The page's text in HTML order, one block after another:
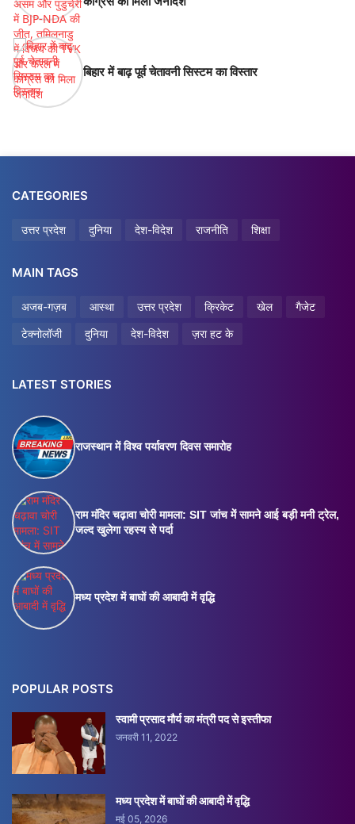
बिहार में बाढ़ पूर्व चेतावनी सिस्टम का विस्तार
CATEGORIES
उत्तर प्रदेश दुनिया देश-विदेश राजनीति शिक्षा
MAIN TAGS
अजब-गज़ब आस्था उत्तर प्रदेश क्रिकेट खेल
गैजेट
टेक्नोलॉजी
दुनिया देश-विदेश ज़रा हट के
LATEST STORIES
राजस्थान में विश्व पर्यावरण दिवस समारोह
राम मंदिर चढ़ावा चोरी मामला: SIT जांच में सामने आई बड़ी मनी ट्रेल,
जल्द खुलेगा रहस्य से पर्दा
मध्य प्रदेश में बाघों की आबादी में वृद्धि
POPULAR POSTS
स्वामी प्रसाद मौर्य का मंत्री पद से इस्तीफा
जनवरी 11, 2022
मध्य प्रदेश में बाघों की आबादी में वृद्धि
मई 05, 2026